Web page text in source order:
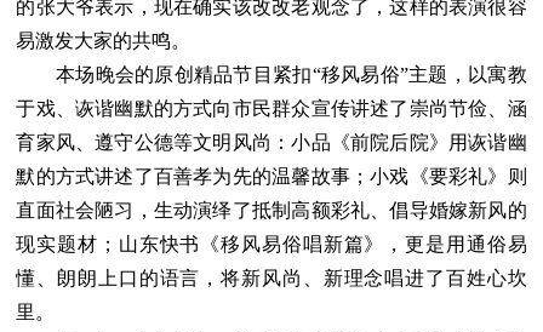
的张大爷表示，现在确实该改改老观念了，这样的表演很容
易激发大家的共鸣。
本场晚会的原创精品节目紧扣“移风易俗”主题，以寓教
于戏、诙谐幽默的方式向市民群众宣传讲述了崇尚节俭、涵
育家风、遵守公德等文明风尚：小品《前院后院》用诙谐幽
默的方式讲述了百善孝为先的温馨故事；小戏《要彩礼》则
直面社会陋习，生动演绎了抵制高额彩礼、倡导婚嫁新风的
现实题材；山东快书《移风易俗唱新篇》，更是用通俗易
懂、朗朗上口的语言，将新风尚、新理念唱进了百姓心坎
里。